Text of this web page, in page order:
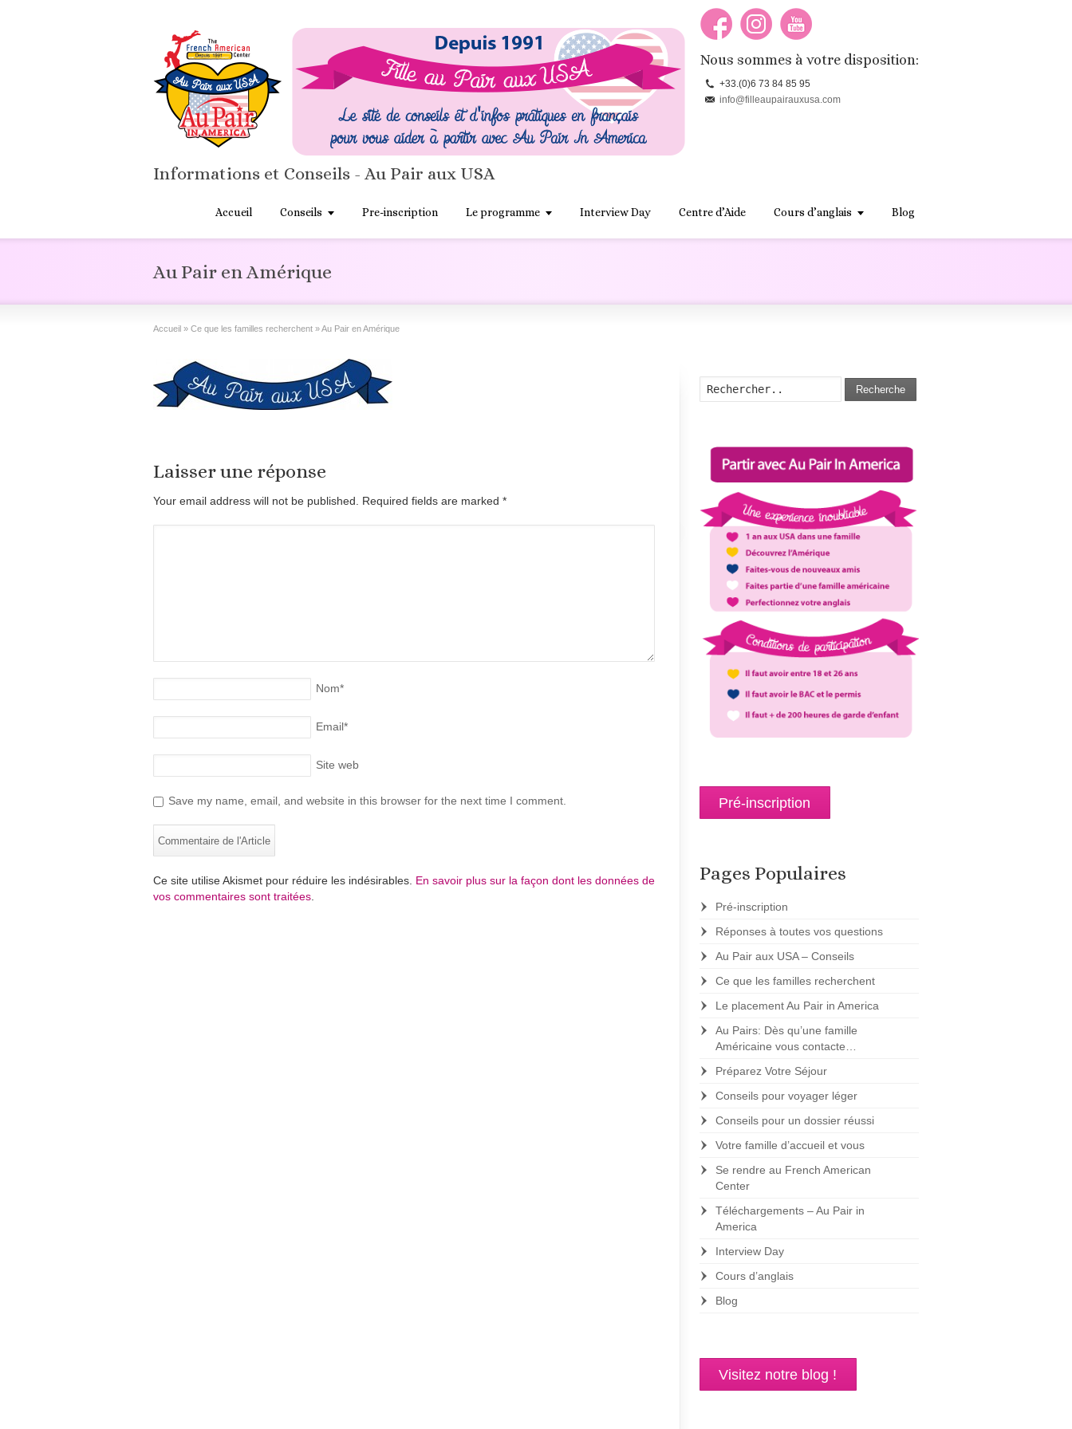
Informations et Conseils - Au Pair aux USA
Nous sommes à votre disposition:
+33.(0)6 73 84 85 95
info@filleaupairauxusa.com
Accueil Conseils Pre-inscription Le programme Interview Day Centre d’Aide Cours d’anglais Blog
Au Pair en Amérique
Accueil » Ce que les familles recherchent »Au Pair en Amérique
Laisser une réponse
Your email address will not be published. Required fields are marked *
Nom*
Email*
Site web
Save my name, email, and website in this browser for the next time I comment.
Ce site utilise Akismet pour réduire les indésirables. En savoir plus sur la façon dont les données de
vos commentaires sont traitées.
Recherche
Pré-inscription
Pages Populaires
Pré-inscription
Réponses à toutes vos questions
Au Pair aux USA – Conseils
Ce que les familles recherchent
Le placement Au Pair in America
Au Pairs: Dès qu’une famille
Américaine vous contacte…
Préparez Votre Séjour
Conseils pour voyager léger
Conseils pour un dossier réussi
Votre famille d’accueil et vous
Se rendre au French American
Center
Téléchargements – Au Pair in
America
Interview Day
Cours d’anglais
Blog
Visitez notre blog !